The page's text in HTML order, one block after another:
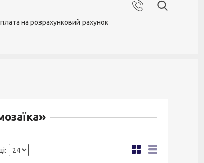
на розрахунковий рахунок